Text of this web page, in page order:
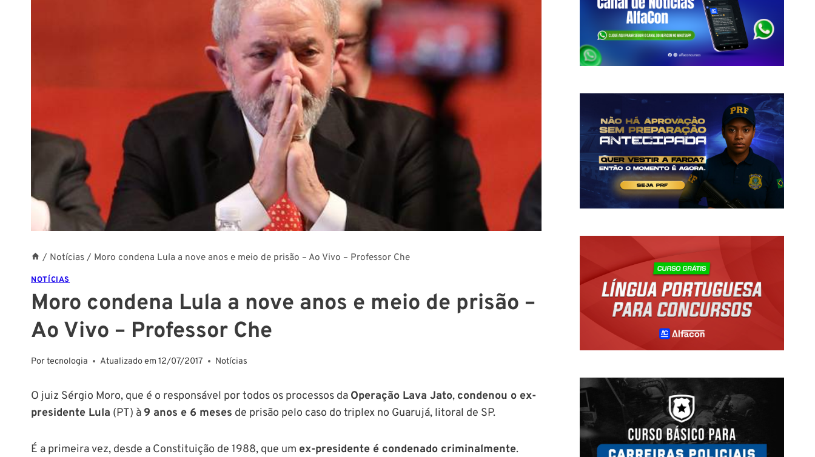
/ Notícias / Moro condena Lula a nove anos e meio de prisão – Ao Vivo – Professor Che
NOTÍCIAS
Moro condena Lula a nove anos e meio de prisão –
Ao Vivo – Professor Che
Portecnologia Atualizado em 12/07/2017 Notícias
O juiz Sérgio Moro, que é o responsável por todos os processos da Operação Lava Jato, condenou o ex-
presidente Lula (PT) à 9 anos e 6 meses de prisão pelo caso do triplex no Guarujá, litoral de SP.
É a primeira vez, desde a Constituição de 1988, que um ex-presidente é condenado criminalmente.